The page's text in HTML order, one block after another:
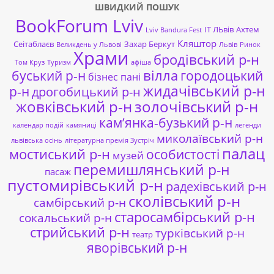
ШВИДКИЙ ПОШУК
BookForum Lviv Lviv Bandura Fest ІТ ЛЬвів Ахтем
Сеітаблаєв Великдень у Львові Захар Беркут Кляштор Львів Ринок
Том Круз Туризм Храми афіша бродівський р-н
буський р-н бізнес пані вілла городоцький
р-ндрогобицький р-н жидачівський р-н
жовківський р-нзолочівський р-н
календар подій камяниці кам’янка-бузький р-н легенди
львівська осінь літературна премія Зустріч миколаївський р-н
мостиський р-н музей особистості палац
пасаж перемишлянський р-н
пустомирівський р-н радехівський р-н
самбірський р-н сколівський р-н
сокальський р-н старосамбірський р-н
стрийський р-н театр турківський р-н
яворівський р-н